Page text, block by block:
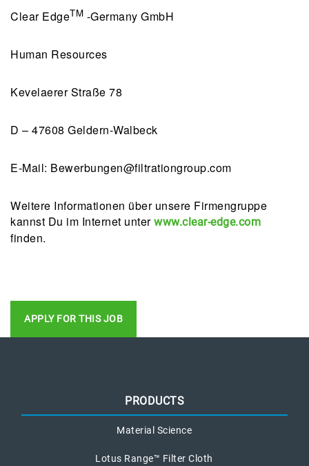
Clear EdgeTM -Germany GmbH
Human Resources
Kevelaerer Straße 78
D – 47608 Geldern-Walbeck
E-Mail: Bewerbungen@filtrationgroup.com
Weitere Informationen über unsere Firmengruppe
kannst Du im Internet unter www.clear-edge.com
finden.
APPLY FOR THIS JOB
PRODUCTS
Material Science
Lotus Range™ Filter Cloth